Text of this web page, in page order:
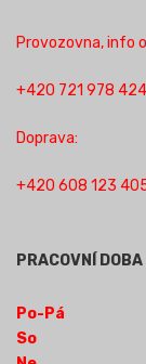
Provozovna, info
+420 721 978 424
Doprava:
+420 608 123
PRACOVNÍ DOBA
Po-Pá
So